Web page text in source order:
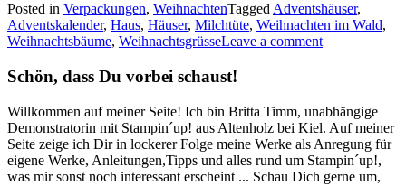
die
vier
Adventssonntage:
kleinen
Posted in Verpackungen, WeihnachtenTagged Adventshäuser,
Adventskalender, Haus, Häuser, Milchtüte, Weihnachten im Wald,
Weihnachtsbäume, WeihnachtsgrüsseLeave a comment
Schön, dass Du vorbei schaust!
Willkommen auf meiner Seite! Ich bin Britta Timm, unabhängige
Demonstratorin mit Stampin´up! aus Altenholz bei Kiel. Auf meiner
Seite zeige ich Dir in lockerer Folge meine Werke als Anregung für
eigene Werke, Anleitungen,Tipps und alles rund um Stampin´up!,
was mir sonst noch interessant erscheint ... Schau Dich gerne um,